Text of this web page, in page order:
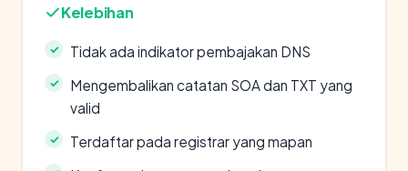
Kelebihan
Tidak ada indikator pembajakan DNS
Mengembalikan catatan SOA dan TXT yang
valid
Terdaftar pada registrar yang mapan